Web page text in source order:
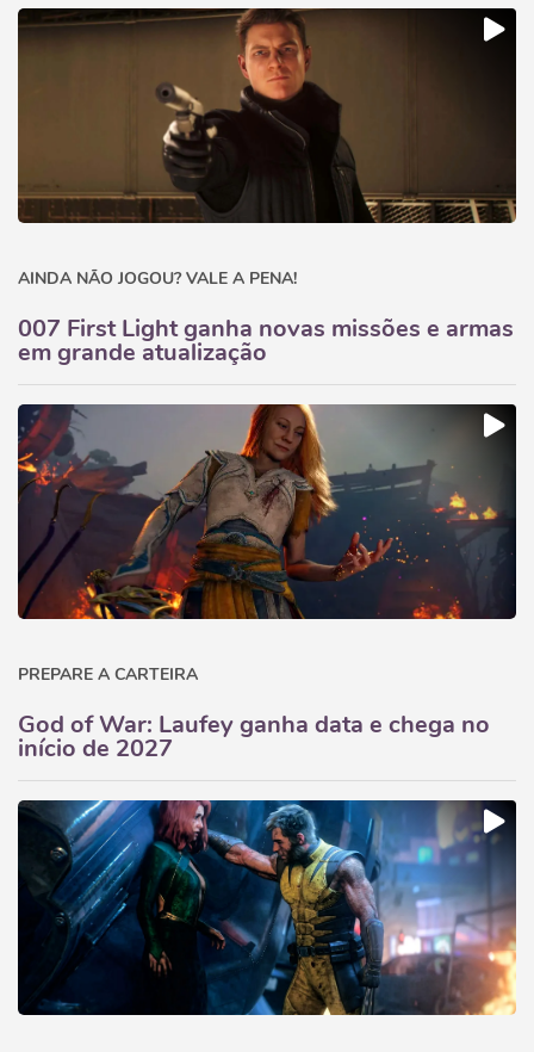
AINDA NÃO JOGOU? VALE A PENA!
007 First Light ganha novas missões e armas
em grande atualização
PREPARE A CARTEIRA
God of War: Laufey ganha data e chega no
início de 2027